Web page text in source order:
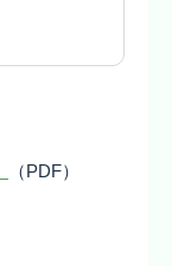
（PDF）